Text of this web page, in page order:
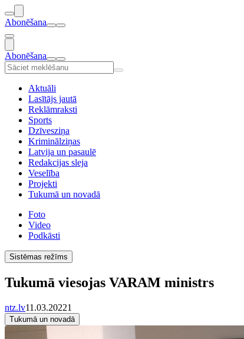
Abonēšana
Abonēšana
Aktuāli
Lasītājs jautā
Reklāmraksti
Sports
Dzīvesziņa
Kriminālziņas
Latvija un pasaulē
Redakcijas sleja
Veselība
Projekti
Tukumā un novadā
Foto
Video
Podkāsti
Sistēmas režīms
Tukumā viesojas VARAM ministrs
ntz.lv11.03.20221
Tukumā un novadā